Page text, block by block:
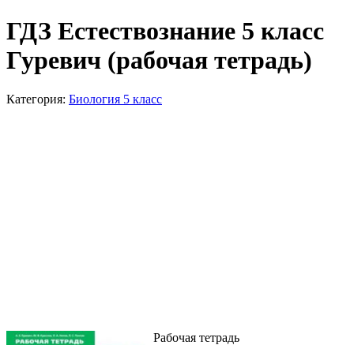
ГДЗ Естествознание 5 класс
Гуревич (рабочая тетрадь)
Категория: Биология 5 класс
Рабочая тетрадь